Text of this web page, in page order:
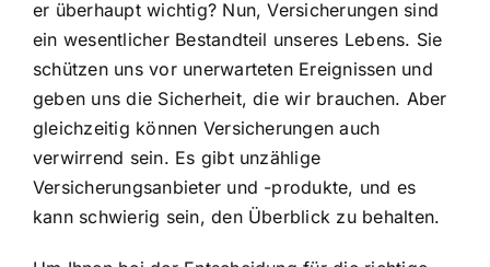
er überhaupt wichtig? Nun, Versicherungen sind
ein wesentlicher Bestandteil unseres Lebens. Sie
schützen uns vor unerwarteten Ereignissen und
geben uns die Sicherheit, die wir brauchen. Aber
gleichzeitig können Versicherungen auch
verwirrend sein. Es gibt unzählige
Versicherungsanbieter und -produkte, und es
kann schwierig sein, den Überblick zu behalten.